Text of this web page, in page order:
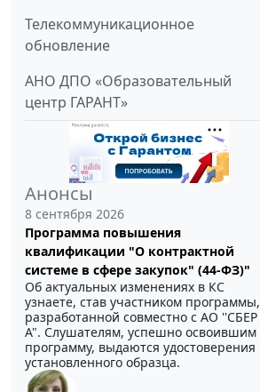
Телекоммуникационное
обновление
АНО ДПО «Образовательный
центр ГАРАНТ»
Анонсы
8 сентября 2026
Программа повышения
квалификации "О контрактной
системе в сфере закупок" (44-ФЗ)"
Об актуальных изменениях в КС
узнаете, став участником программы,
разработанной совместно с АО ''СБЕР
А". Слушателям, успешно освоившим
программу, выдаются удостоверения
установленного образца.